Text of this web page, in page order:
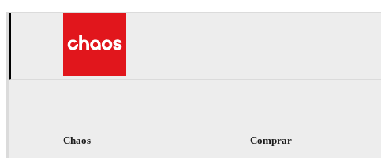
Chaos Comprar